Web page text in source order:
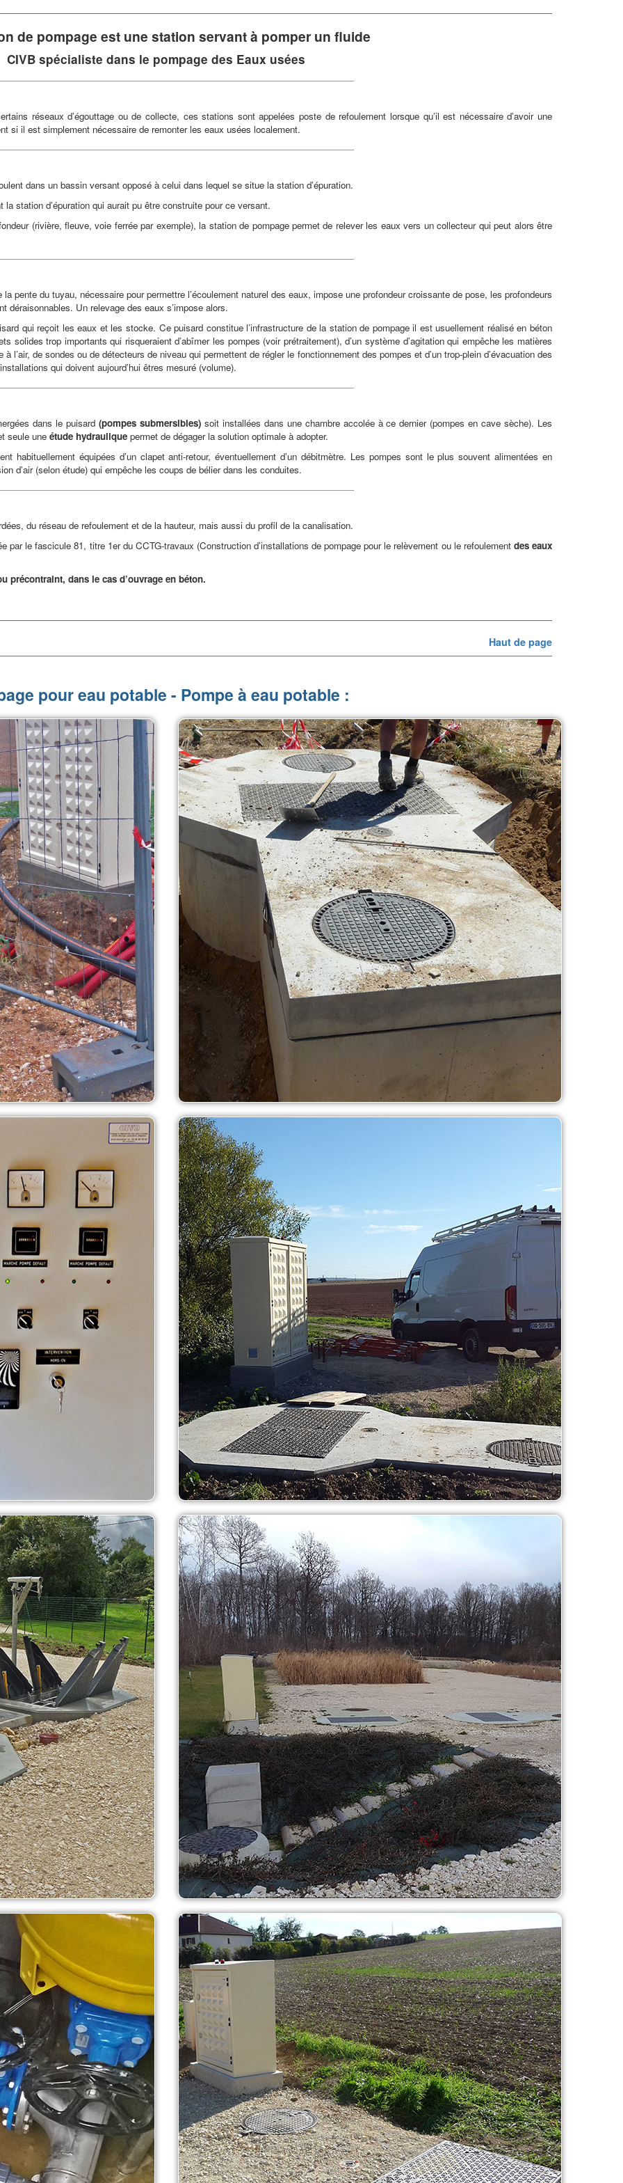
de pompage est une station servant à pomper un fluide
CIVB spécialiste dans le pompage des Eaux usées
réseaux d’égouttage ou de collecte, ces stations sont appelées poste de refoulement lorsque qu’il est nécessaire d’avoir une
si il est simplement nécessaire de remonter les eaux usées localement.
dans un bassin versant opposé à celui dans lequel se situe la station d’épuration.
station d’épuration qui aurait pu être construite pour ce versant.
(rivière, fleuve, voie ferrée par exemple), la station de pompage permet de relever les eaux vers un collecteur qui peut alors être
pente du tuyau, nécessaire pour permettre l’écoulement naturel des eaux, impose une profondeur croissante de pose, les profondeurs
déraisonnables. Un relevage des eaux s’impose alors.
qui reçoit les eaux et les stocke. Ce puisard constitue l’infrastructure de la station de pompage il est usuellement réalisé en béton
solides trop importants qui risqueraient d’abîmer les pompes (voir prétraitement), d’un système d’agitation qui empêche les matières
l’air, de sondes ou de détecteurs de niveau qui permettent de régler le fonctionnement des pompes et d’un trop-plein d’évacuation des
qui doivent aujourd’hui êtres mesuré (volume).
dans le puisard(pompes submersibles)soit installées dans une chambre accolée à ce dernier (pompes en cave sèche). Les
seule une étude hydraulique permet de dégager la solution optimale à adopter.
habituellement équipées d’un clapet anti-retour, éventuellement d’un débitmètre. Les pompes sont le plus souvent alimentées en
d’air (selon étude) qui empêche les coups de bélier dans les conduites.
du réseau de refoulement et de la hauteur, mais aussi du profil de la canalisation.
par le fascicule 81, titre 1er du CCTG-travaux (Construction d’installations de pompage pour le relèvement ou le refoulement des eaux
précontraint, dans le cas d’ouvrage en béton.
Haut de page
pour eau potable - Pompe à eau potable :